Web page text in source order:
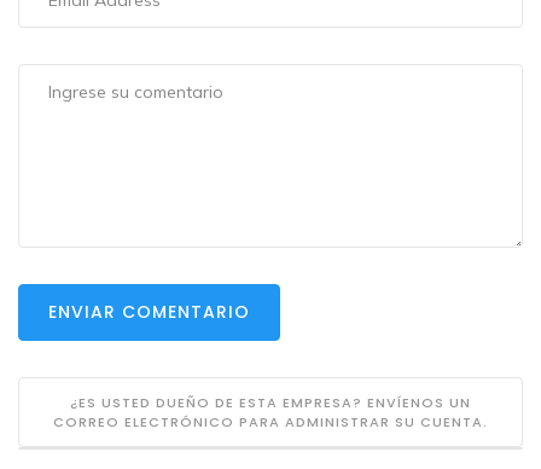
ENVIAR COMENTARIO
¿ES USTED DUEÑO DE ESTA EMPRESA? ENVÍENOS UN
CORREO ELECTRÓNICO PARA ADMINISTRAR SU CUENTA.